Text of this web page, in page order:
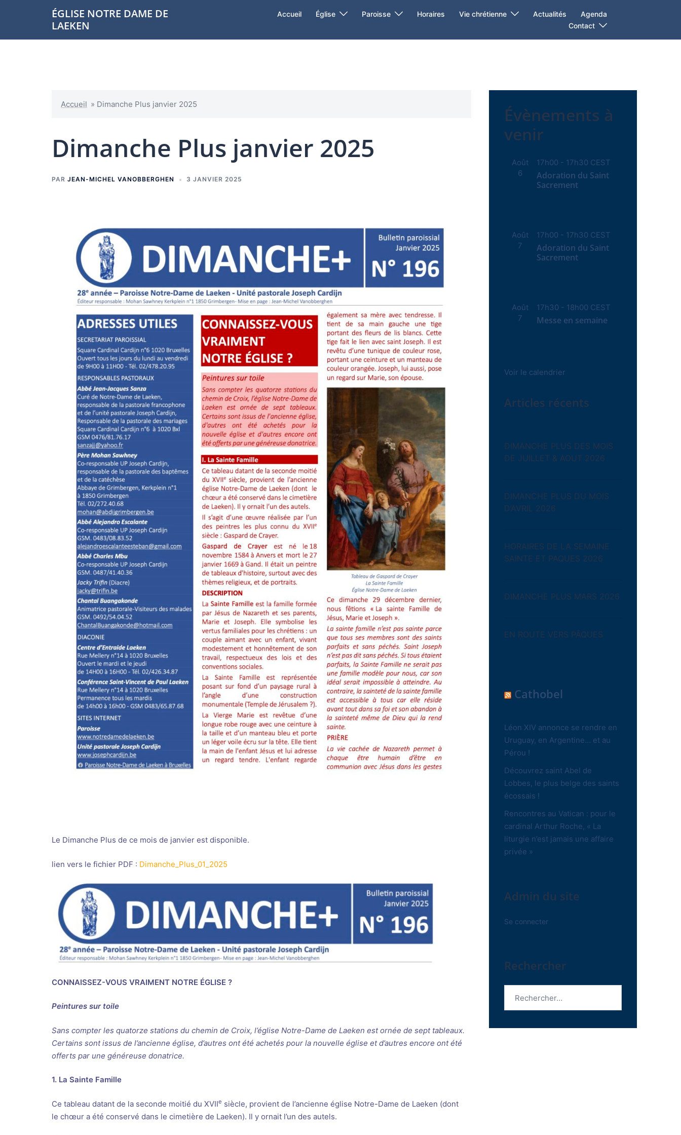
ÉGLISE NOTRE DAME DE
LAEKEN
Accueil Église Paroisse Horaires Vie chrétienne Actualités
Agenda
Contact
Accueil » Dimanche Plus janvier 2025
Dimanche Plus janvier 2025
PAR JEAN-MICHEL VANOBBERGHEN 3 JANVIER 2025
Le Dimanche Plus de ce mois de janvier est disponible.
lien vers le fichier PDF : Dimanche_Plus_01_2025
CONNAISSEZ-VOUS VRAIMENT NOTRE ÉGLISE ?
Peintures sur toile
Sans compter les quatorze stations du chemin de Croix, l’église Notre-Dame de Laeken est ornée de sept tableaux.
Certains sont issus de l’ancienne église, d’autres ont été achetés pour la nouvelle église et d’autres encore ont été
offerts par une généreuse donatrice.
1. La Sainte Famille
Ce tableau datant de la seconde moitié du XVIIe siècle, provient de l’ancienne église Notre-Dame de Laeken (dont
le chœur a été conservé dans le cimetière de Laeken). Il y ornait l’un des autels.
Évènements à
venir
Août
6
17h00 - 17h30 CEST
Adoration du Saint
Sacrement
Août
7
17h00 - 17h30 CEST
Adoration du Saint
Sacrement
Août
7
17h30 - 18h00 CEST
Messe en semaine
Voir le calendrier
Articles récents
DIMANCHE PLUS DES MOIS
DE JUILLET & AOUT 2026
DIMANCHE PLUS DU MOIS
D’AVRIL 2026
HORAIRES DE LA SEMAINE
SAINTE ET PAQUES 2026
DIMANCHE PLUS MARS 2026
EN ROUTE VERS PÂQUES
Cathobel
Léon XIV annonce se rendre en
Uruguay, en Argentine… et au
Pérou !
Découvrez saint Abel de
Lobbes, le plus belge des saints
écossais !
Rencontres au Vatican : pour le
cardinal Arthur Roche, « La
liturgie n’est jamais une affaire
privée »
Admin du site
Se connecter
Rechercher